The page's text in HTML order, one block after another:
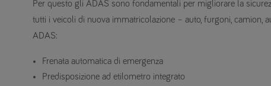
Per questo gli ADAS sono fondamentali per migliorare la
tutti i veicoli di nuova immatricolazione – auto, furgoni, camion,
ADAS:
Frenata automatica di emergenza
Predisposizione ad etilometro integrato